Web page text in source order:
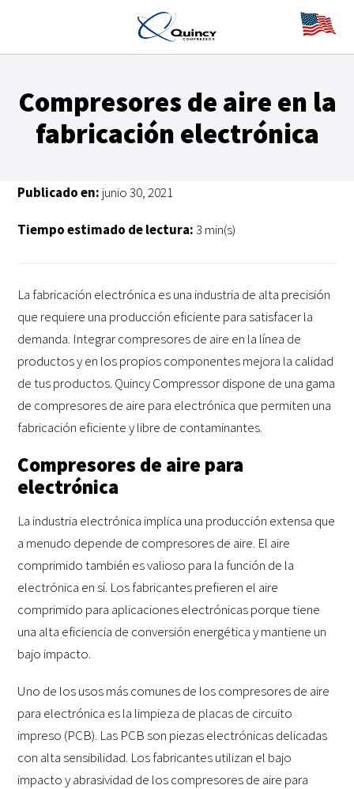
Compresores de aire en la
fabricación electrónica
Publicado en: junio 30, 2021
Tiempo estimado de lectura:3 min(s)
La fabricación electrónica es una industria de alta precisión
que requiere una producción eficiente para satisfacer la
demanda. Integrar compresores de aire en la línea de
productos y en los propios componentes mejora la calidad
de tus productos. Quincy Compressor dispone de una gama
de compresores de aire para electrónica que permiten una
fabricación eficiente y libre de contaminantes.
Compresores de aire para
electrónica
La industria electrónica implica una producción extensa que
a menudo depende de compresores de aire. El aire
comprimido también es valioso para la función de la
electrónica en sí. Los fabricantes prefieren el aire
comprimido para aplicaciones electrónicas porque tiene
una alta eficiencia de conversión energética y mantiene un
bajo impacto.
Uno de los usos más comunes de los compresores de aire
para electrónica es la limpieza de placas de circuito
impreso (PCB). Las PCB son piezas electrónicas delicadas
con alta sensibilidad. Los fabricantes utilizan el bajo
impacto y abrasividad de los compresores de aire para